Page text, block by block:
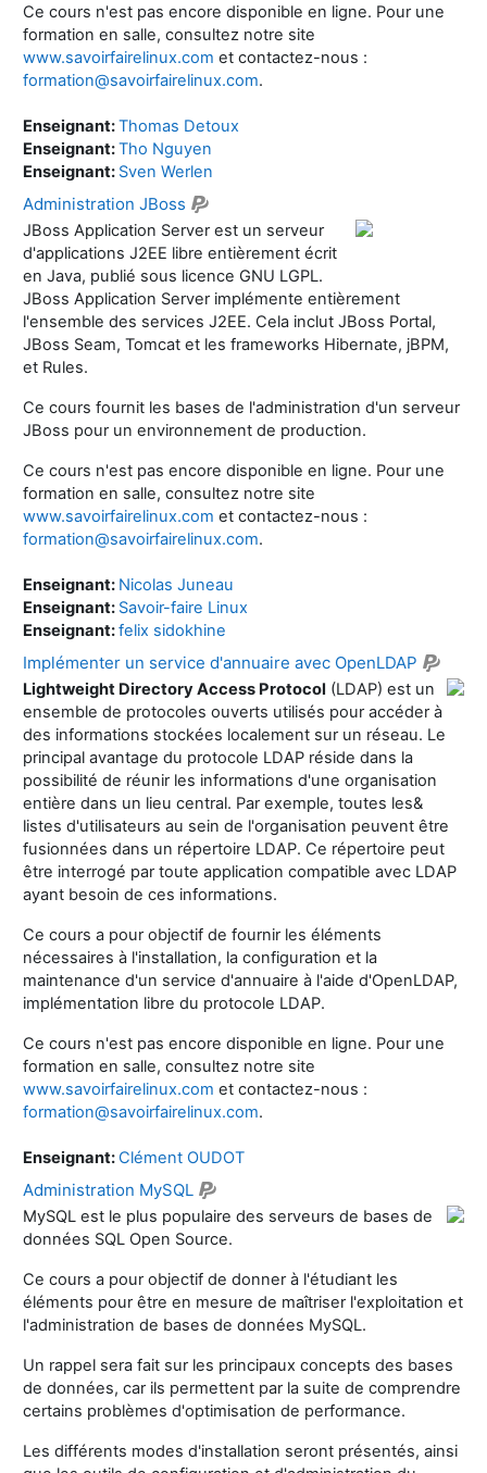
Ce cours n'est pas encore disponible en ligne. Pour une
formation en salle, consultez notre site
www.savoirfairelinux.com et contactez-nous :
formation@savoirfairelinux.com.
Enseignant:Thomas Detoux
Enseignant:Tho Nguyen
Enseignant: Sven Werlen
Administration JBoss
JBoss Application Server est un serveur
d'applications J2EE libre entièrement écrit
en Java, publié sous licence GNU LGPL.
JBoss Application Server implémente entièrement
l'ensemble des services J2EE. Cela inclut JBoss Portal,
JBoss Seam, Tomcat et les frameworks Hibernate, jBPM,
et Rules.
Ce cours fournit les bases de l'administration d'un serveur
JBoss pour un environnement de production.
Ce cours n'est pas encore disponible en ligne. Pour une
formation en salle, consultez notre site
www.savoirfairelinux.com et contactez-nous :
formation@savoirfairelinux.com.
Enseignant: Nicolas Juneau
Enseignant: Savoir-faire Linux
Enseignant:felix sidokhine
Implémenter un service d'annuaire avec OpenLDAP
Lightweight Directory Access Protocol (LDAP) est un
ensemble de protocoles ouverts utilisés pour accéder à
des informations stockées localement sur un réseau. Le
principal avantage du protocole LDAP réside dans la
possibilité de réunir les informations d'une organisation
entière dans un lieu central. Par exemple, toutes les&
listes d'utilisateurs au sein de l'organisation peuvent être
fusionnées dans un répertoire LDAP. Ce répertoire peut
être interrogé par toute application compatible avec LDAP
ayant besoin de ces informations.
Ce cours a pour objectif de fournir les éléments
nécessaires à l'installation, la configuration et la
maintenance d'un service d'annuaire à l'aide d'OpenLDAP,
implémentation libre du protocole LDAP.
Ce cours n'est pas encore disponible en ligne. Pour une
formation en salle, consultez notre site
www.savoirfairelinux.com et contactez-nous :
formation@savoirfairelinux.com.
Enseignant:Clément OUDOT
Administration MySQL
MySQL est le plus populaire des serveurs de bases de
données SQL Open Source.
Ce cours a pour objectif de donner à l'étudiant les
éléments pour être en mesure de maîtriser l'exploitation et
l'administration de bases de données MySQL.
Un rappel sera fait sur les principaux concepts des bases
de données, car ils permettent par la suite de comprendre
certains problèmes d'optimisation de performance.
Les différents modes d'installation seront présentés, ainsi